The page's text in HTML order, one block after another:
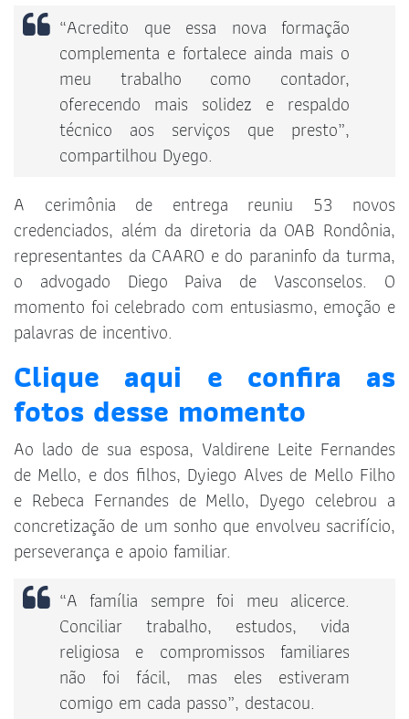
“Acredito que essa nova formação
complementa e fortalece ainda mais o
meu trabalho como contador,
oferecendo mais solidez e respaldo
técnico aos serviços que presto”,
compartilhou Dyego.
A cerimônia de entrega reuniu 53 novos
credenciados, além da diretoria da OAB Rondônia,
representantes da CAARO e do paraninfo da turma,
o advogado Diego Paiva de Vasconselos. O
momento foi celebrado com entusiasmo, emoção e
palavras de incentivo.
Clique aqui e confira as
fotos desse momento
Ao lado de sua esposa, Valdirene Leite Fernandes
de Mello, e dos filhos, Dyiego Alves de Mello Filho
e Rebeca Fernandes de Mello, Dyego celebrou a
concretização de um sonho que envolveu sacrifício,
perseverança e apoio familiar.
“A família sempre foi meu alicerce.
Conciliar trabalho, estudos, vida
religiosa e compromissos familiares
não foi fácil, mas eles estiveram
comigo em cada passo”, destacou.